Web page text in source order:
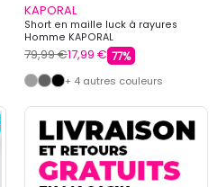
KAPORAL
Short en maille luck à rayures
Homme KAPORAL
79,99 €17,99 € 77%
+ 4 autres couleurs